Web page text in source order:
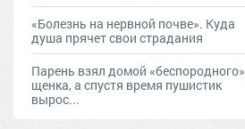
«Болезнь на нервной почве». Куда
душа прячет свои страдания
Парень взял домой «беспородного»
щенка, а спустя время пушистик
вырос...